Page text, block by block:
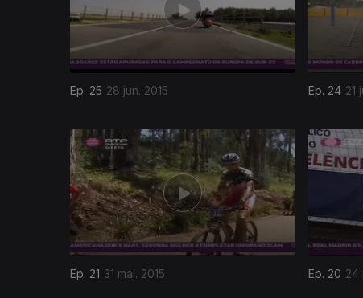
Ep. 25 28 jun. 2015 Ep. 24 21
Ep. 21 31 mai. 2015 Ep. 20 24
196124